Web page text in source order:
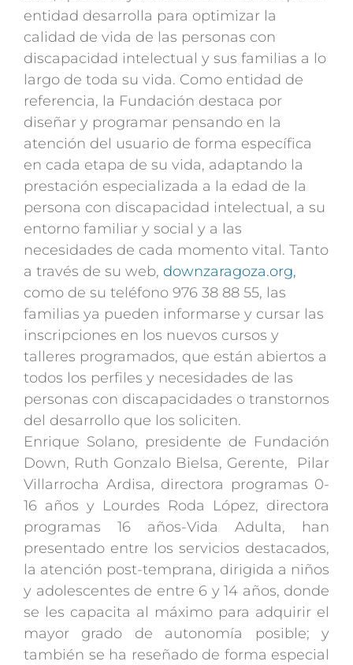
entidad desarrolla para optimizar la
calidad de vida de las personas con
discapacidad intelectual y sus familias a lo
largo de toda su vida. Como entidad de
referencia, la Fundación destaca por
diseñar y programar pensando en la
atención del usuario de forma específica
en cada etapa de su vida, adaptando la
prestación especializada a la edad de la
persona con discapacidad intelectual, a su
entorno familiar y social y a las
necesidades de cada momento vital. Tanto
a través de su web, downzaragoza.org,
como de su teléfono 976 38 88 55, las
familias ya pueden informarse y cursar las
inscripciones en los nuevos cursos y
talleres programados, que están abiertos a
todos los perfiles y necesidades de las
personas con discapacidades o transtornos
del desarrollo que los soliciten.
Enrique Solano, presidente de Fundación
Down, Ruth Gonzalo Bielsa, Gerente, Pilar
Villarrocha Ardisa, directora programas 0-
16 años y Lourdes Roda López, directora
programas 16 años-Vida Adulta, han
presentado entre los servicios destacados,
la atención post-temprana, dirigida a niños
y adolescentes de entre 6 y 14 años, donde
se les capacita al máximo para adquirir el
mayor grado de autonomía posible; y
también se ha reseñado de forma especial